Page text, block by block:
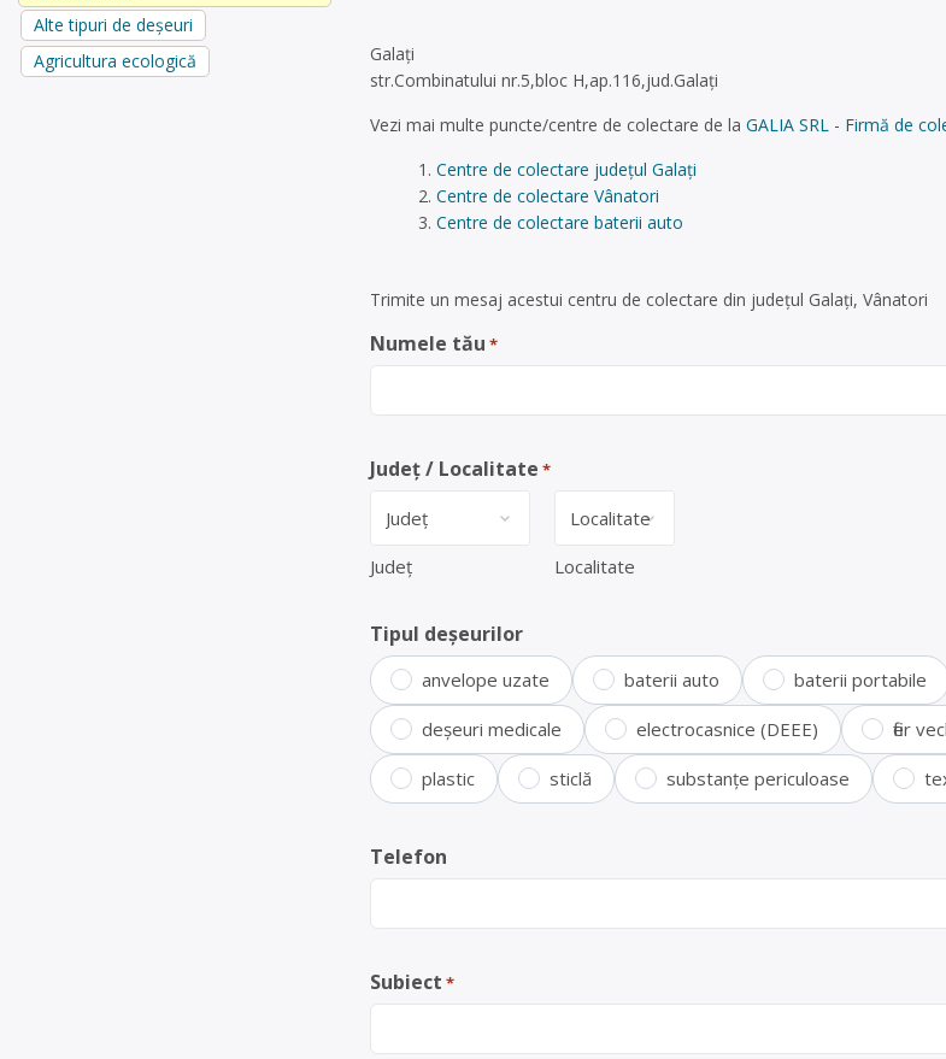
Alte tipuri de deșeuri
Agricultura ecologică
Galați
str.Combinatului nr.5,bloc H,ap.116,jud.Galați
Vezi mai multe puncte/centre de colectare de la GALIA SRL - Firmă de
Centre de colectare județul Galați
Centre de colectare Vânatori
Centre de colectare baterii auto
Trimite un mesaj acestui centru de colectare din județul Galați, Vânatori
Numele tău *
Județ / Localitate *
Județ Localitate
Tipul deșeurilor
anvelope uzate baterii auto baterii portabile
deșeuri medicale electrocasnice (DEEE) fier
plastic sticlă substanțe periculoase
Telefon
Subiect *